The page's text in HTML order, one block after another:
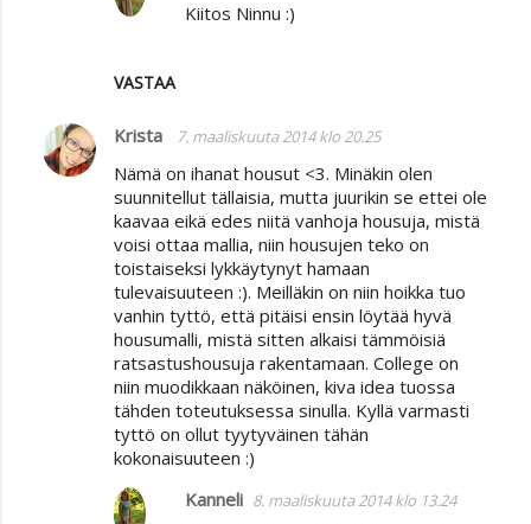
t
VASTAA
Kiitos Ninnu :)
Krista 7. maaliskuuta 2014 klo 20.25
Nämä on ihanat housut <3. Minäkin olen
suunnitellut tällaisia, mutta juurikin se ettei ole
kaavaa eikä edes niitä vanhoja housuja, mistä
voisi ottaa mallia, niin housujen teko on
toistaiseksi lykkäytynyt hamaan
tulevaisuuteen :). Meilläkin on niin hoikka tuo
vanhin tyttö, että pitäisi ensin löytää hyvä
housumalli, mistä sitten alkaisi tämmöisiä
ratsastushousuja rakentamaan. College on
niin muodikkaan näköinen, kiva idea tuossa
tähden toteutuksessa sinulla. Kyllä varmasti
tyttö on ollut tyytyväinen tähän
kokonaisuuteen :)
Kanneli 8. maaliskuuta 2014 klo 13.24